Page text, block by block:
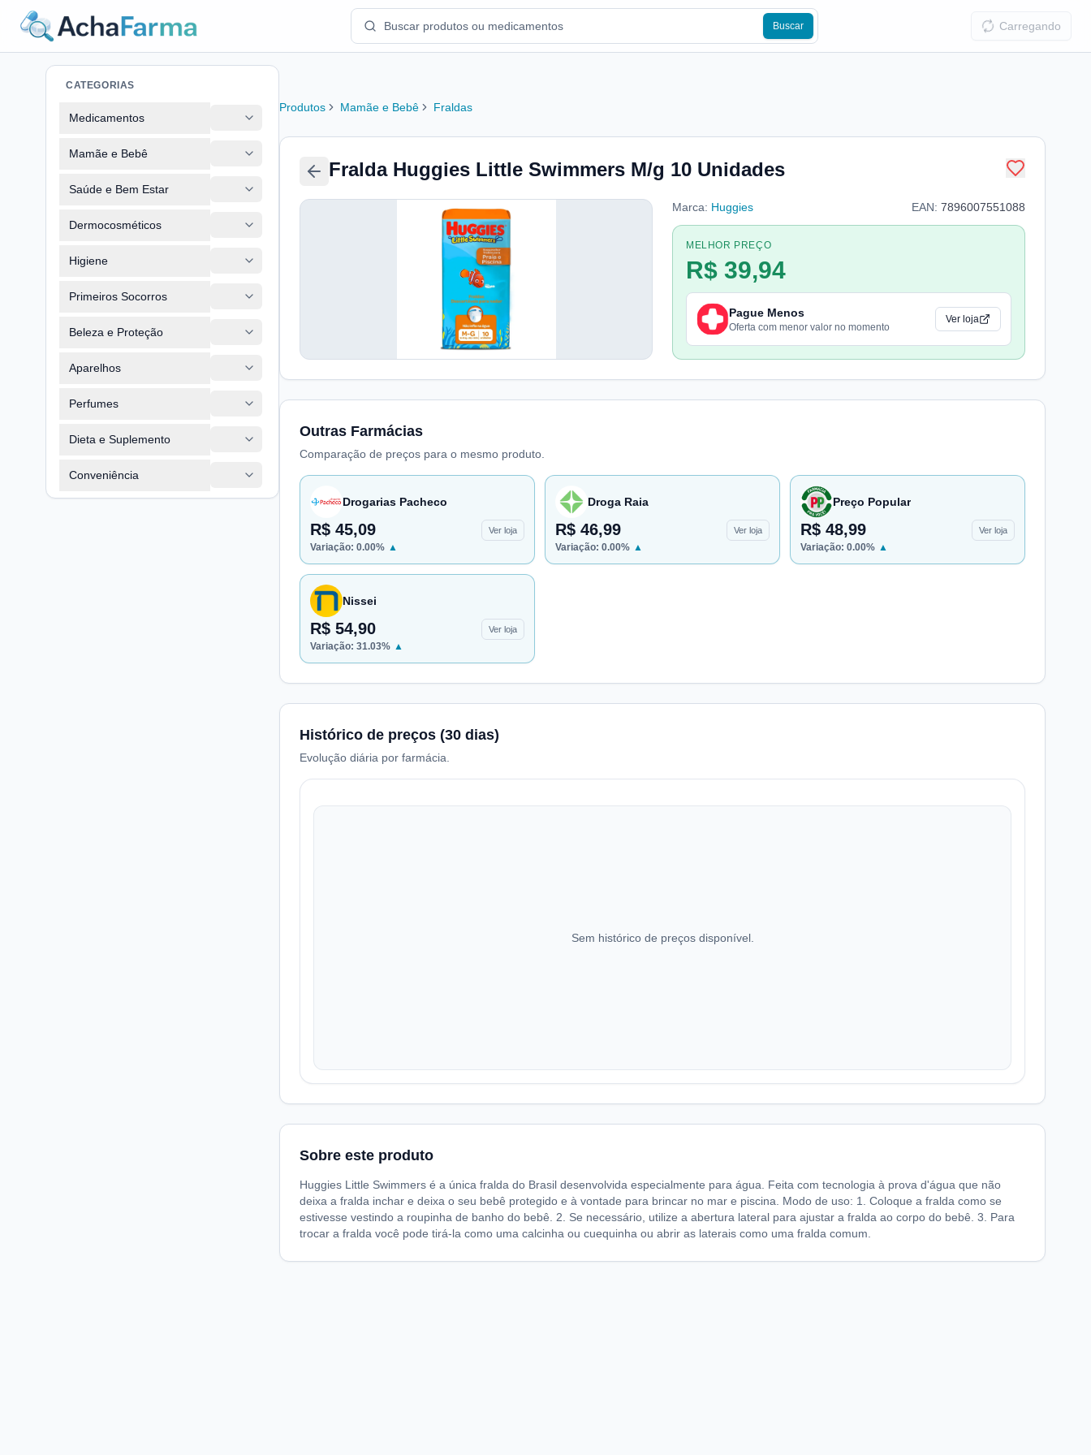
Buscar Carregando
CATEGORIAS
Medicamentos
Mamãe e Bebê
Saúde e Bem Estar
Dermocosméticos
Higiene
Primeiros Socorros
Beleza e Proteção
Aparelhos
Perfumes
Dieta e Suplemento
Conveniência
Produtos Mamãe e Bebê Fraldas
Fralda Huggies Little Swimmers M/g 10 Unidades
Marca: Huggies EAN: 7896007551088
MELHOR PREÇO
R$ 39,94
Pague Menos
Oferta com menor valor no momento
Ver loja
Outras Farmácias
Comparação de preços para o mesmo produto.
Drogarias Pacheco
R$ 45,09 Ver loja
Variação: 0.00% ▲
Droga Raia
R$ 46,99 Ver loja
Variação: 0.00% ▲
Preço Popular
R$ 48,99 Ver loja
Variação: 0.00% ▲
Nissei
R$ 54,90 Ver loja
Variação: 31.03% ▲
Histórico de preços (30 dias)
Evolução diária por farmácia.
Sem histórico de preços disponível.
Sobre este produto
Huggies Little Swimmers é a única fralda do Brasil desenvolvida especialmente para água. Feita com tecnologia à prova d'água que não
deixa a fralda inchar e deixa o seu bebê protegido e à vontade para brincar no mar e piscina. Modo de uso: 1. Coloque a fralda como se
estivesse vestindo a roupinha de banho do bebê. 2. Se necessário, utilize a abertura lateral para ajustar a fralda ao corpo do bebê. 3. Para
trocar a fralda você pode tirá-la como uma calcinha ou cuequinha ou abrir as laterais como uma fralda comum.